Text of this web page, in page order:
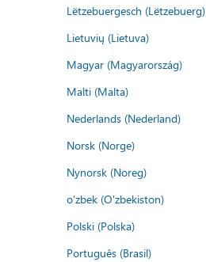
Lëtzebuergesch (Lëtzebuerg)
Lietuvių (Lietuva)
Magyar (Magyarország)
Malti (Malta)
Nederlands (Nederland)
Norsk (Norge)
Nynorsk (Noreg)
o'zbek (O'zbekiston)
Polski (Polska)
Português (Brasil)